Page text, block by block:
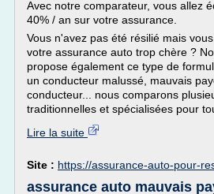
Avec notre comparateur, vous allez
40% / an sur votre assurance.
Vous n'avez pas été résilié mais
votre assurance auto trop chère ?
propose également ce type de
un conducteur malussé, mauvais
conducteur... nous comparons
traditionnelles et spécialisées pour
Lire la suite
Site : https://assurance-auto-pour-
assurance auto mauvais